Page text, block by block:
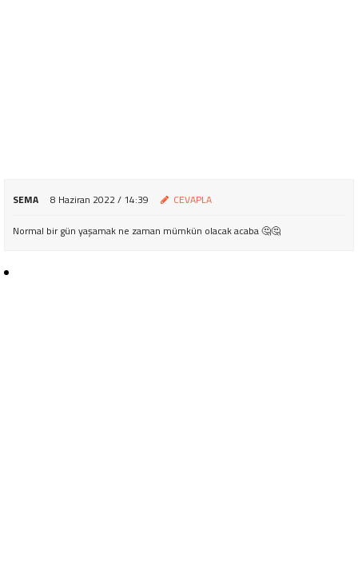
SEMA 8 Haziran 2022 / 14:39 CEVAPLA
Normal bir gün yaşamak ne zaman mümkün olacak acaba 🤔🤔